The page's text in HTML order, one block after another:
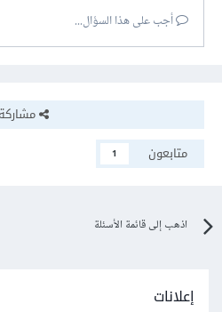
أجب على هذا السؤال...
مشاركة
متابعون
1
اذهب إلى قائمة الأسئلة
إعلانات